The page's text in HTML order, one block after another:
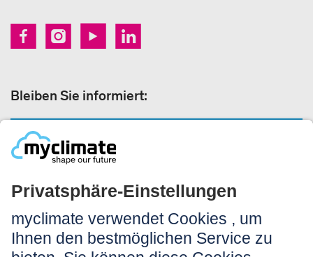
Bleiben Sie informiert:
Rechtliches:
Impressum